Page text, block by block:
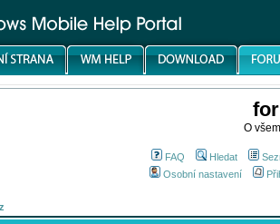
O
FAQ Hledat
Osobní nastavení